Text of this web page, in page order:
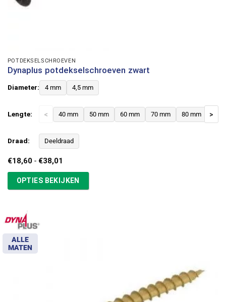
POTDEKSELSCHROEVEN
Dynaplus potdekselschroeven zwart
Diameter: 4 mm 4,5 mm
Lengte: < 40 mm 50 mm 60 mm 70 mm 80 mm >
Draad: Deeldraad
€18,60 - €38,01
tot
€38,01
OPTIES BEKIJKEN
ALLE
MATEN